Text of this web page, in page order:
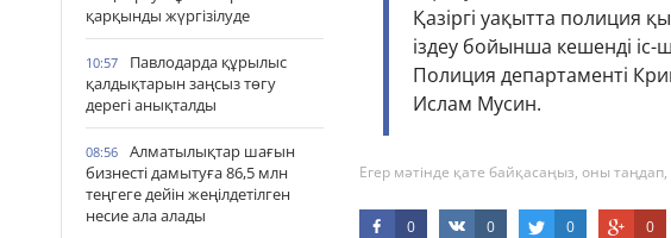
қарқынды жүргізілуде
10:57
Павлодарда құрылыс
қалдықтарын заңсыз төгу
дерегі анықталды
08:56
Алматылықтар шағын
бизнесті дамытуға 86,5 млн
теңгеге дейін жеңілдетілген
несие ала алады
Қазіргі уақытта полиция
іздеу бойынша кешенді
Полиция департаменті
Ислам Мусин.
Егер мәтінде қате байқасаңыз, оны
0 0 0 0